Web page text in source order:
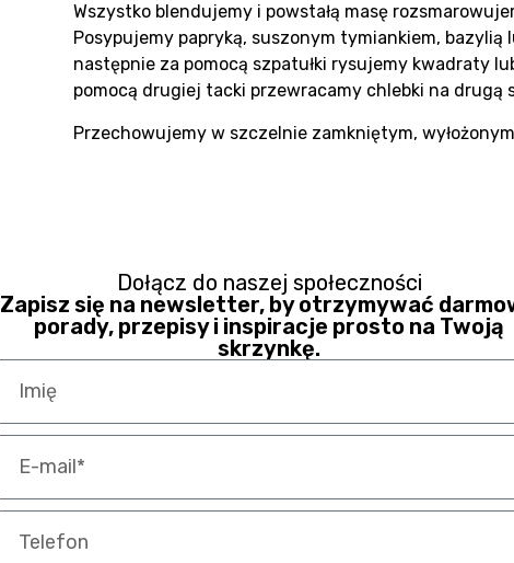
Wszystko blendujemy i powstałą masę
Posypujemy papryką, suszonym tymiankiem,
następnie za pomocą szpatułki rysujemy kwadraty
pomocą drugiej tacki przewracamy chlebki na
Przechowujemy w szczelnie zamkniętym,
Dołącz do naszej społeczności
Zapisz się na newsletter, by otrzymywać
porady, przepisy i inspiracje prosto na Twoją
skrzynkę.